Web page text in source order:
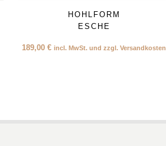
HOHLFORM
ESCHE
189,00€ incl. MwSt. und zzgl. Versandkosten